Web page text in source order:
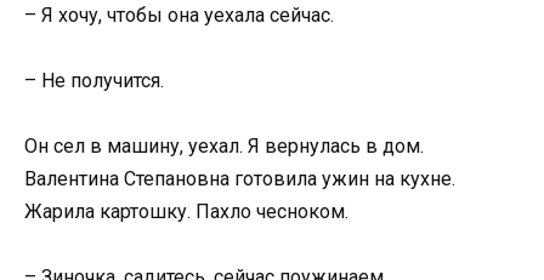
– Я хочу, чтобы она уехала сейчас.
– Не получится.
Он сел в машину, уехал. Я вернулась в дом.
Валентина Степановна готовила ужин на кухне.
Жарила картошку. Пахло чесноком.